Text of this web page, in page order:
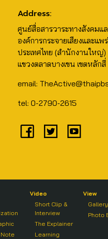
Address:
ศูนย์สื่อสารวาระทางสังคมแ
องค์การกระจายเสียงและแ
ประเทศไทย (สำนักงานใหญ่
แขวงตลาดบางเขน เขตหลักสี่
email:
tel: 0-2790-2615
Video
Short Clip &
Interview
The Explainer
Learning
View
Gallery
Photo